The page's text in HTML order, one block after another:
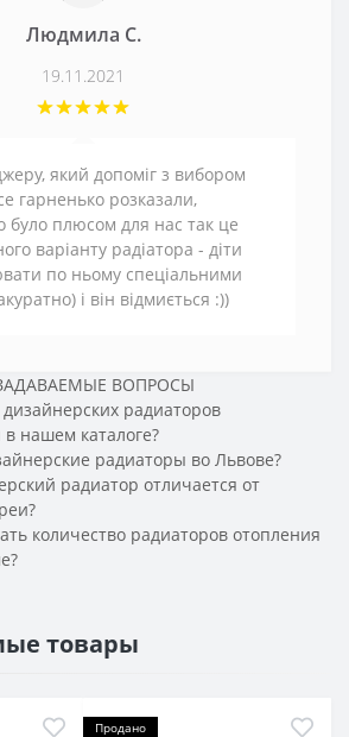
Людмила С.
19.11.2021
який допоміг з вибором
гарненько розказали,
було плюсом для нас так це
варіанту радіатора - діти
по ньому спеціальними
і він відмиється :))
ВОПРОСЫ
радиаторов
нашем каталоге?
радиаторы во Львове?
радиатор отличается от
количество радиаторов отопления
товары
Продано